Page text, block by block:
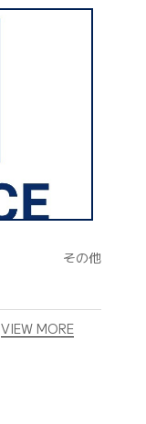
その他
VIEW MORE